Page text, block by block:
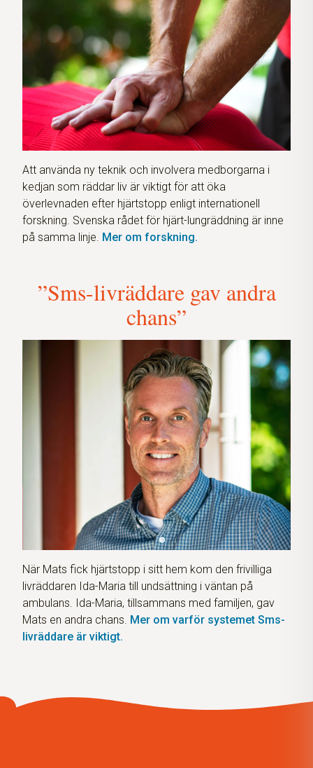
Att använda ny teknik och involvera medborgarna i
kedjan som räddar liv är viktigt för att öka
överlevnaden efter hjärtstopp enligt internationell
forskning. Svenska rådet för hjärt-lungräddning är inne
på samma linje. Mer om forskning.
”Sms-livräddare gav andra
chans”
När Mats fick hjärtstopp i sitt hem kom den frivilliga
livräddaren Ida-Maria till undsättning i väntan på
ambulans. Ida-Maria, tillsammans med familjen, gav
Mats en andra chans. Mer om varför systemet Sms-
livräddare är viktigt.